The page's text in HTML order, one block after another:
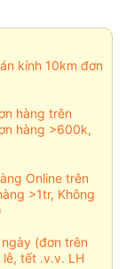
kính 10km đơn
hàng trên
hàng >600k,
Online trên
>1tr, Không
(đơn trên
tết .v.v. LH